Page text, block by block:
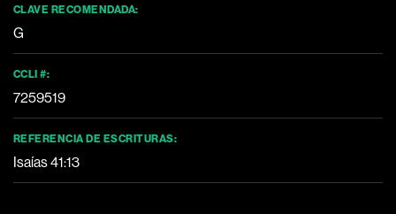
CLAVE RECOMENDADA:
G
CCLI #:
7259519
REFERENCIA DE ESCRITURAS:
Isaías 41:13